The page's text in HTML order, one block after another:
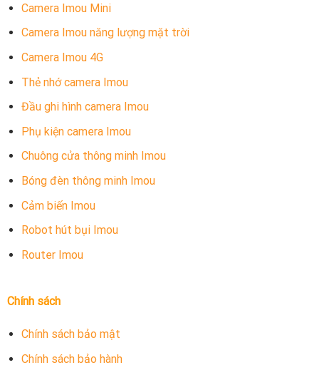
Camera Imou Mini
Camera Imou năng lượng mặt trời
Camera Imou 4G
Thẻ nhớ camera Imou
Đầu ghi hình camera Imou
Phụ kiện camera Imou
Chuông cửa thông minh Imou
Bóng đèn thông minh Imou
Cảm biến Imou
Robot hút bụi Imou
Router Imou
Chính sách
Chính sách bảo mật
Chính sách bảo hành